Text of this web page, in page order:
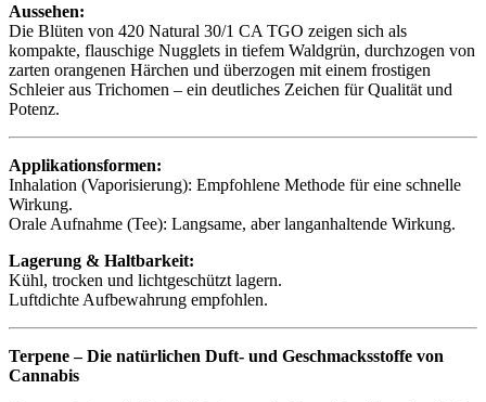
Aussehen:
Die Blüten von 420 Natural 30/1 CA TGO zeigen sich als
kompakte, flauschige Nugglets in tiefem Waldgrün, durchzogen von
zarten orangenen Härchen und überzogen mit einem frostigen
Schleier aus Trichomen – ein deutliches Zeichen für Qualität und
Potenz.
Applikationsformen:
Inhalation (Vaporisierung): Empfohlene Methode für eine schnelle
Wirkung.
Orale Aufnahme (Tee): Langsame, aber langanhaltende Wirkung.
Lagerung & Haltbarkeit:
Kühl, trocken und lichtgeschützt lagern.
Luftdichte Aufbewahrung empfohlen.
Terpene – Die natürlichen Duft- und Geschmacksstoffe von
Cannabis